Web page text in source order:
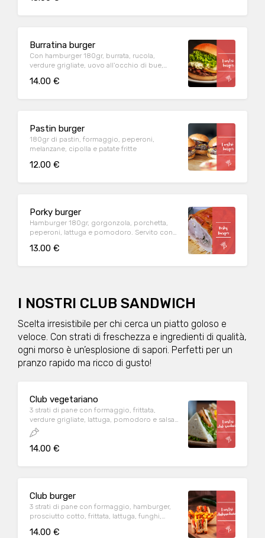
Burratina burger
Con hamburger 180gr, burrata, rucola,
verdure grigliate, uovo all'occhio di bue,
14.00 €
Pastin burger
180gr di pastin, formaggio, peperoni,
melanzane, cipolla e patate fritte
12.00 €
Porky burger
Hamburger 180gr, gorgonzola, porchetta,
peperoni, lattuga e pomodoro. Servito con
13.00 €
I NOSTRI CLUB SANDWICH
Scelta irresistibile per chi cerca un piatto goloso e
veloce. Con strati di freschezza e ingredienti di qualità,
ogni morso è un’esplosione di sapori. Perfetti per un
pranzo rapido ma ricco di gusto!
Club vegetariano
3 strati di pane con formaggio, frittata,
verdure grigliate, lattuga, pomodoro e salsa
rosa
14.00 €
Club burger
3 strati di pane con formaggio, hamburger,
prosciutto cotto, frittata, lattuga, funghi,
14.00 €